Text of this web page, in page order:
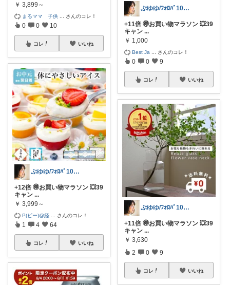
￥ 3,899～
まるママ 子供 さんのコレ！
0 0 10
コレ いいね
ぷゆゆ/ﾌｫﾛﾊﾞ100 ♡から経由購入
+12倍 🉐お買い物マラソン 💥39
キャン ...
￥ 3,999～
P(ピー)@経 さんのコレ！
1 4 64
コレ いいね
ぷゆゆ/ﾌｫﾛﾊﾞ100 ♡から経由購入
+11倍 🉐お買い物マラソン 💥39
キャン ...
￥ 1,000
Best Ja さんのコレ！
0 0 9
コレ いいね
ぷゆゆ/ﾌｫﾛﾊﾞ100 ♡から経由購入
+11倍 🉐お買い物マラソン 💥39
キャン ...
￥ 3,630
2 0 9
コレ いいね